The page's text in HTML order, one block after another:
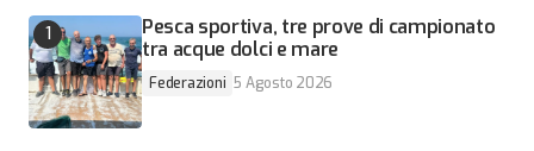
Pesca sportiva, tre prove di campionato
tra acque dolci e mare
Federazioni 5 Agosto 2026